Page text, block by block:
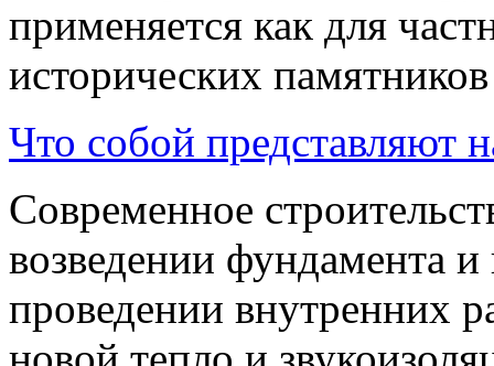
применяется как для
исторических
Что собой представляют
Современное
возведении фундамента
проведении внутренних